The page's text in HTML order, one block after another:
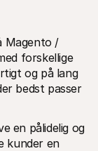
Magento /
forskellige
og på lang
bedst passer
en pålidelig og
kunder en